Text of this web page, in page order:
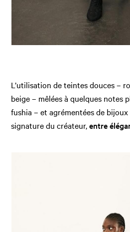
L’utilisation de teintes douces –
beige – mêlées à quelques notes
fushia – et agrémentées de
signature du créateur,entre